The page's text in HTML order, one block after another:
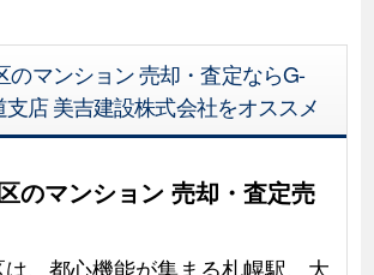
のマンション 売却・査定ならG-
支店 美吉建設株式会社をオススメ
のマンション 売却・査定売
、都心機能が集まる札幌駅、大